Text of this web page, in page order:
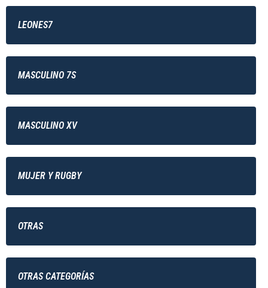
LEONES7
MASCULINO 7S
MASCULINO XV
MUJER Y RUGBY
OTRAS
OTRAS CATEGORÍAS